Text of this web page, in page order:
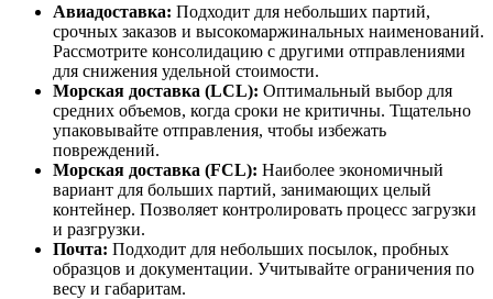
Авиадоставка: Подходит для небольших партий,
срочных заказов и высокомаржинальных наименований.
Рассмотрите консолидацию с другими отправлениями
для снижения удельной стоимости.
Морская доставка (LCL): Оптимальный выбор для
средних объемов, когда сроки не критичны. Тщательно
упаковывайте отправления, чтобы избежать
повреждений.
Морская доставка (FCL): Наиболее экономичный
вариант для больших партий, занимающих целый
контейнер. Позволяет контролировать процесс загрузки
и разгрузки.
Почта: Подходит для небольших посылок, пробных
образцов и документации. Учитывайте ограничения по
весу и габаритам.